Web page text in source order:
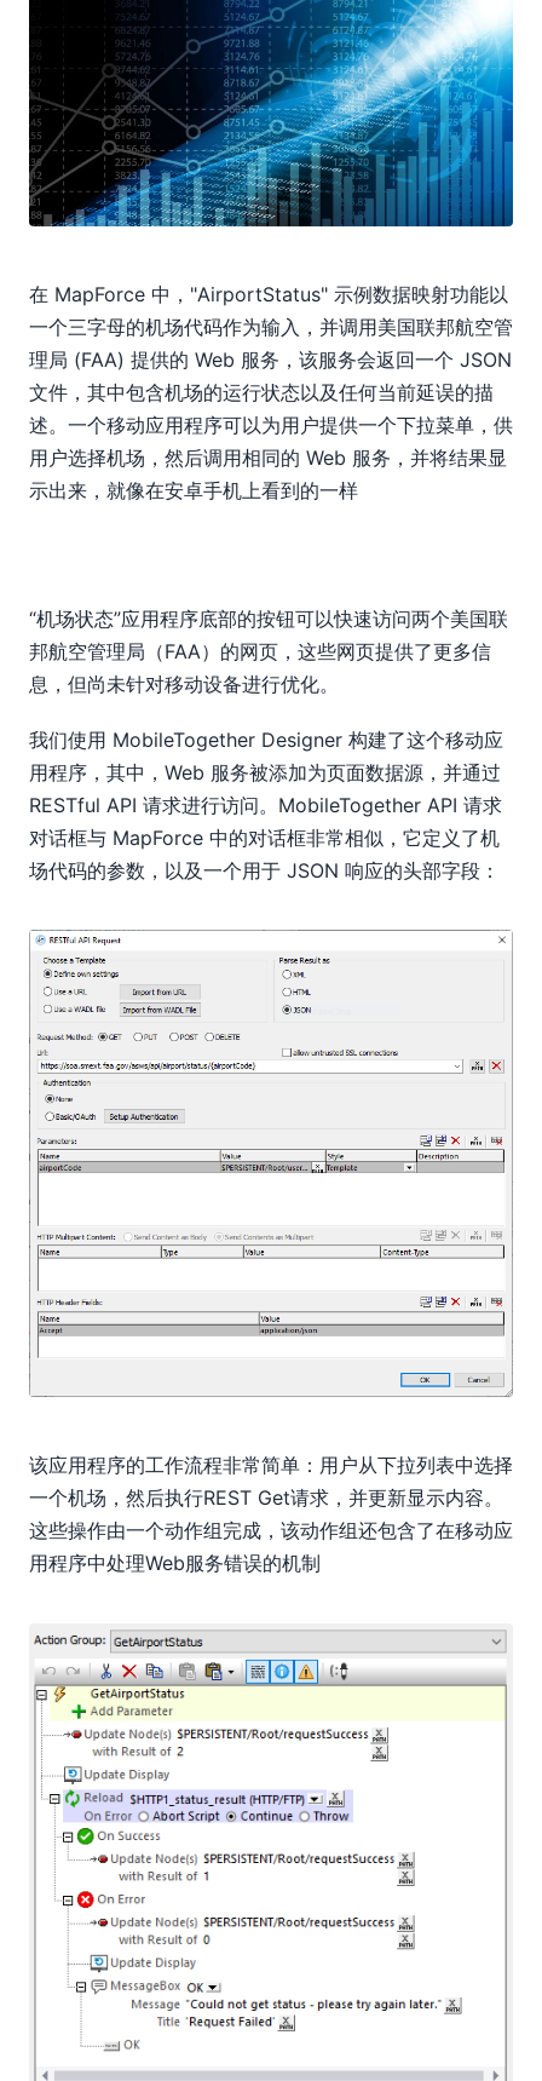
在 MapForce 中，"AirportStatus" 示例数据映射功能以
一个三字母的机场代码作为输入，并调用美国联邦航空管
理局 (FAA) 提供的 Web 服务，该服务会返回一个 JSON
文件，其中包含机场的运行状态以及任何当前延误的描
述。一个移动应用程序可以为用户提供一个下拉菜单，供
用户选择机场，然后调用相同的 Web 服务，并将结果显
示出来，就像在安卓手机上看到的一样
“机场状态”应用程序底部的按钮可以快速访问两个美国联
邦航空管理局（FAA）的网页，这些网页提供了更多信
息，但尚未针对移动设备进行优化。
我们使用 MobileTogether Designer 构建了这个移动应
用程序，其中，Web 服务被添加为页面数据源，并通过
RESTful API 请求进行访问。MobileTogether API 请求
对话框与 MapForce 中的对话框非常相似，它定义了机
场代码的参数，以及一个用于 JSON 响应的头部字段：
该应用程序的工作流程非常简单：用户从下拉列表中选择
一个机场，然后执行REST Get请求，并更新显示内容。
这些操作由一个动作组完成，该动作组还包含了在移动应
用程序中处理Web服务错误的机制